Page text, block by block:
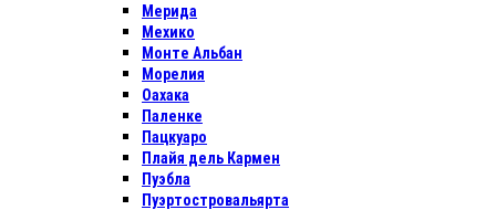
Мерида
Мехико
Монте Альбан
Морелия
Оахака
Паленке
Пацкуаро
Плайя дель Кармен
Пуэбла
Пуэртостровальярта